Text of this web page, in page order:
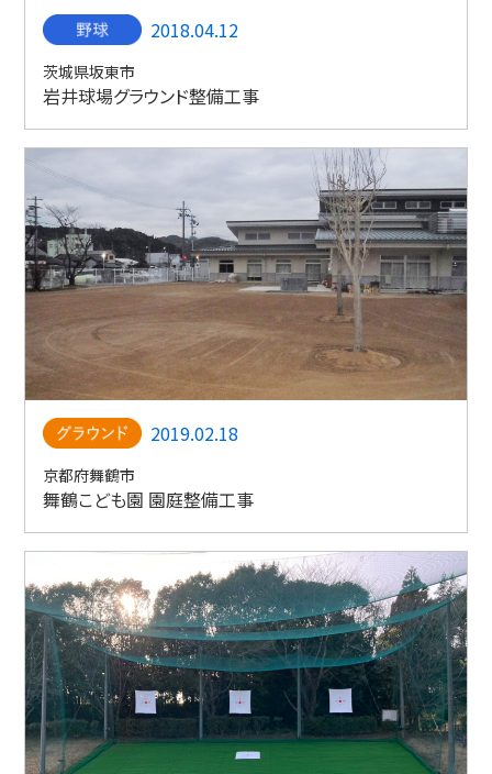
2018.04.12
茨城県坂東市
岩井球場グラウンド整備工事
2019.02.18
京都府舞鶴市
舞鶴こども園 園庭整備工事